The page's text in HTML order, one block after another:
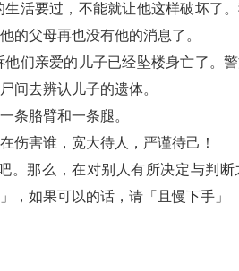
活要过，不能就让他这样破坏了
的父母再也没有他的消息了。
们亲爱的儿子已经坠楼身亡了。
间去辨认儿子的遗体。
条胳臂和一条腿。
伤害谁，宽大待人，严谨待己！
。那么，在对别人有所决定与判
，如果可以的话，请「且慢下手」